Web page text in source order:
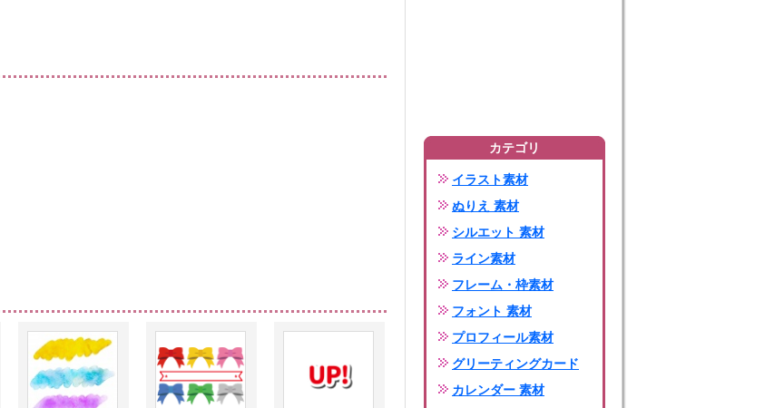
カテゴリ
イラスト素材
ぬりえ 素材
シルエット 素材
ライン素材
フレーム・枠素材
フォント 素材
プロフィール素材
グリーティングカード
カレンダー 素材